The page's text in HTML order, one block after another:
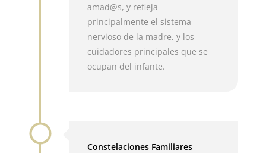
amad@s, y refleja
principalmente el sistema
nervioso de la madre, y los
cuidadores principales que se
ocupan del infante.
Constelaciones Familiares